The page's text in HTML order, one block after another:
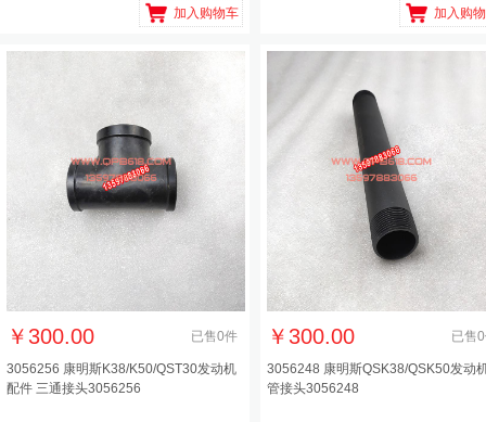
加入购物车 加入购
￥ 300.00 已售0件
3056256 康明斯K38/K50/QST30发动机
配件 三通接头3056256
￥ 300.00 已售0
3056248 康明斯QSK38/QSK50发动
管接头3056248